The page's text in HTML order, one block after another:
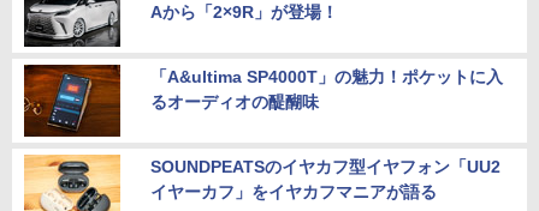
Aから「2×9R」が登場！
「A&ultima SP4000T」の魅力！ポケットに入
るオーディオの醍醐味
SOUNDPEATSのイヤカフ型イヤフォン「UU2
イヤーカフ」をイヤカフマニアが語る